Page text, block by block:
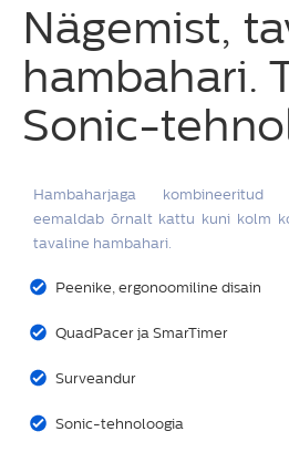
Nägemist,
hambahari.
Sonic-
Hambaharjaga kombineeritud
eemaldab õrnalt kattu kuni kolm
tavaline hambahari.
Peenike, ergonoomiline disain
QuadPacer ja SmarTimer
Surveandur
Sonic-tehnoloogia